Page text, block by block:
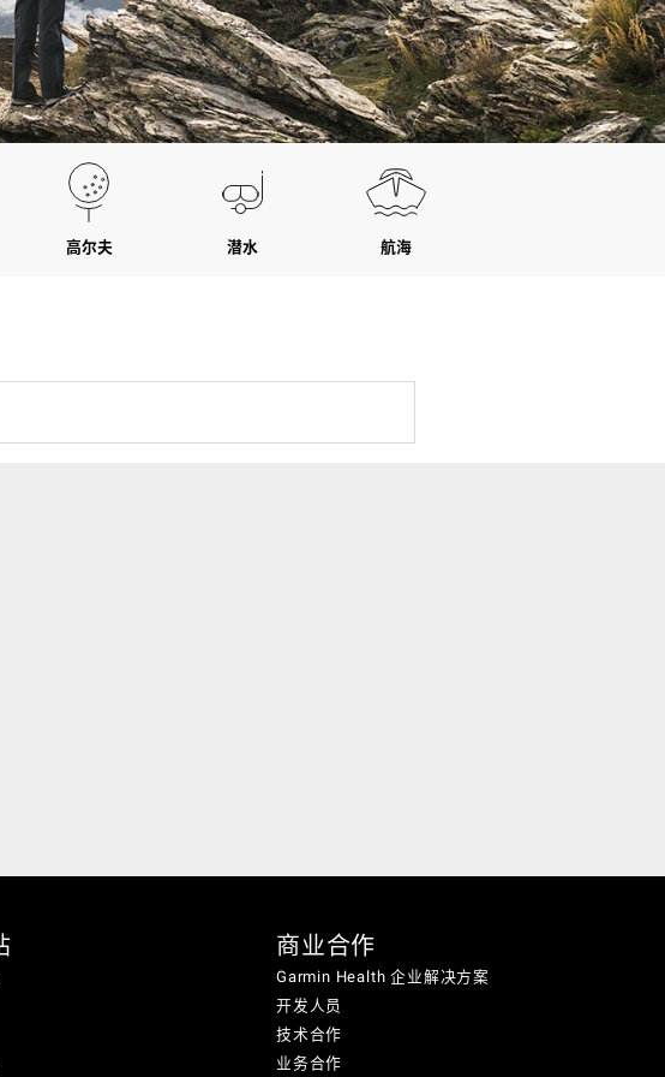
高尔夫 潜水 航海
商业合作
Garmin Health 企业解决方案
开发人员
技术合作
业务合作